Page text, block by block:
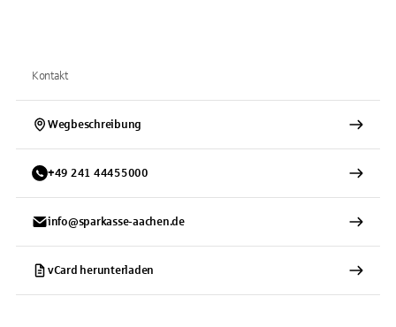
Kontakt
Wegbeschreibung
+49 241 44455000
info@sparkasse-aachen.de
vCard herunterladen